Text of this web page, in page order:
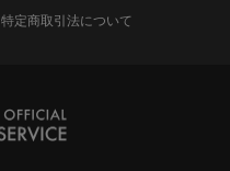
特定商取引法について